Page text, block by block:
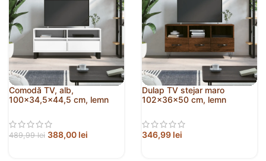
Comodă TV, alb,
100×34,5×44,5 cm, lemn
489,99lei 388,00 lei
Dulap TV stejar maro
102x36x50 cm, lemn
346,99 lei